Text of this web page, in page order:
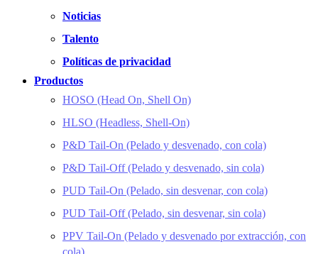
Noticias
Talento
Políticas de privacidad
Productos
HOSO (Head On, Shell On)
HLSO (Headless, Shell-On)
P&D Tail-On (Pelado y desvenado, con cola)
P&D Tail-Off (Pelado y desvenado, sin cola)
PUD Tail-On (Pelado, sin desvenar, con cola)
PUD Tail-Off (Pelado, sin desvenar, sin cola)
PPV Tail-On (Pelado y desvenado por extracción, con
cola)